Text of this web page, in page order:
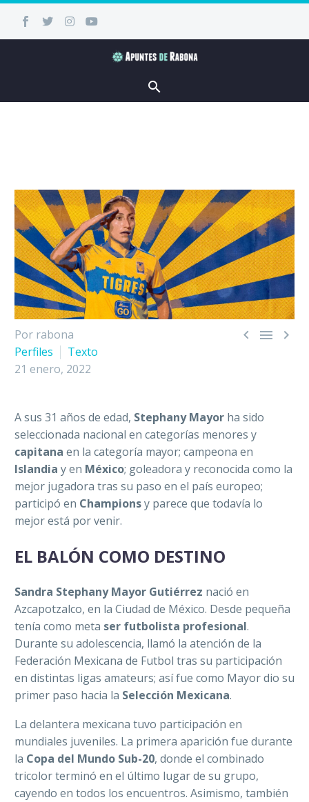
  
Por rabona
Perfiles
Texto
21 enero, 2022
A sus 31 años de edad, Stephany Mayor ha sido
seleccionada nacional en categorías menores y
capitana en la categoría mayor; campeona en
Islandia y en México; goleadora y reconocida como la
mejor jugadora tras su paso en el país europeo;
participó en Championsy parece que todavía lo
mejor está por venir.
EL BALÓN COMO DESTINO
Sandra Stephany Mayor Gutiérrez nació en
Azcapotzalco, en la Ciudad de México. Desde pequeña
tenía como meta ser futbolista profesional.
Durante su adolescencia, llamó la atención de la
Federación Mexicana de Futbol tras su participación
en distintas ligas amateurs; así fue como Mayor dio su
primer paso hacia la Selección Mexicana.
La delantera mexicana tuvo participación en
mundiales juveniles. La primera aparición fue durante
la Copa del Mundo Sub-20, donde el combinado
tricolor terminó en el último lugar de su grupo,
cayendo en todos los encuentros. Asimismo, también